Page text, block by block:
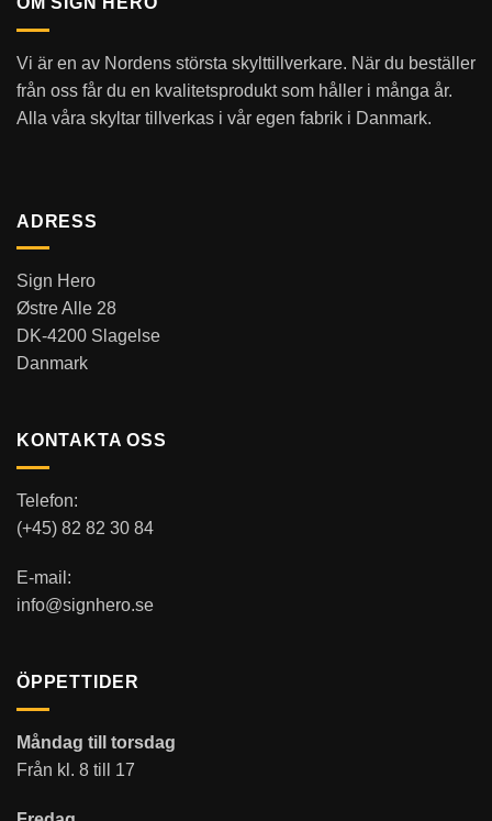
Vi är en av Nordens största skylttillverkare. När du beställer
från oss får du en kvalitetsprodukt som håller i många år.
Alla våra skyltar tillverkas i vår egen fabrik i Danmark.
ADRESS
Sign Hero
Østre Alle 28
DK-4200 Slagelse
Danmark
KONTAKTA OSS
Telefon:
(+45) 82 82 30 84
E-mail:
info@signhero.se
ÖPPETTIDER
Måndag till torsdag
Från kl. 8 till 17